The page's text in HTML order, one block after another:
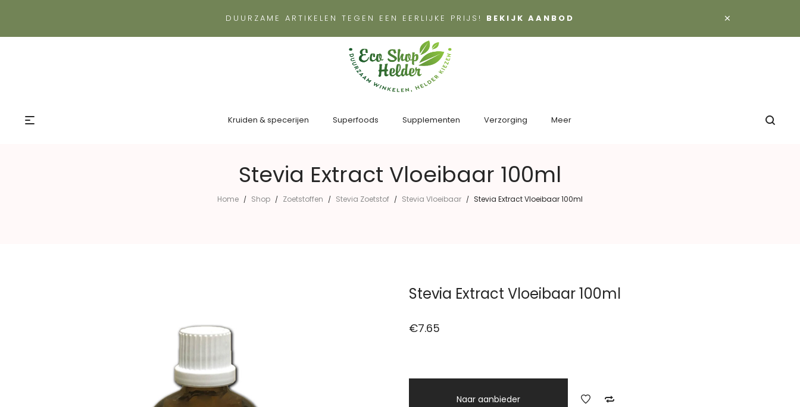
×
DUURZAME ARTIKELEN TEGEN EEN EERLIJKE PRIJS! BEKIJK AANBOD
Kruiden & specerijen Superfoods Supplementen Verzorging Meer
Stevia Extract Vloeibaar 100ml
Home / Shop / Zoetstoffen / Stevia Zoetstof / Stevia Vloeibaar / Stevia Extract Vloeibaar 100ml
Stevia Extract Vloeibaar 100ml
€7.65
Naar aanbieder